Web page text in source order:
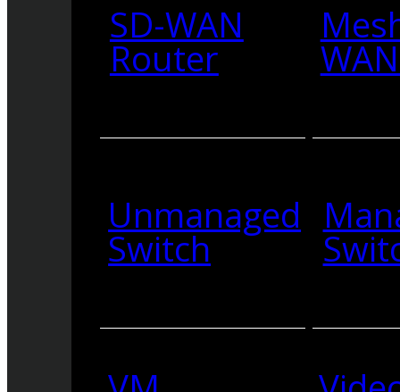
SD-WAN
Router
Unmanaged
Switch